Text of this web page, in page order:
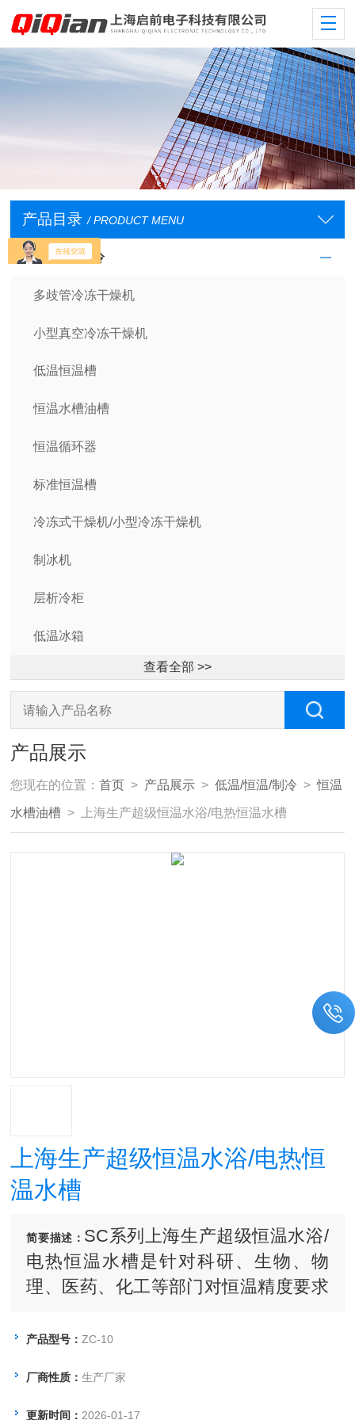
产品目录 / PRODUCT MENU
低温/恒温/制冷
多歧管冷冻干燥机
小型真空冷冻干燥机
低温恒温槽
恒温水槽油槽
恒温循环器
标准恒温槽
冷冻式干燥机/小型冷冻干燥机
制冰机
层析冷柜
低温冰箱
查看全部 >>
产品展示
您现在的位置：首页 > 产品展示 >低温/恒温/制冷 >恒温
水槽油槽 > 上海生产超级恒温水浴/电热恒温水槽
上海生产超级恒温水浴/电热恒
温水槽
简要描述： SC系列上海生产超级恒温水浴/
电热恒温水槽是针对科研、生物、物
理、医药、化工等部门对恒温精度要求
内温度与均匀、智能控温更精确等特点.
电热恒温水槽：1800 1900 567
产品型号：ZC-10
厂商性质：生产厂家
更新时间：2026-01-17